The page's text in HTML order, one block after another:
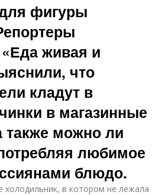
фигуры
живая и
что
кладут в
в магазинные
также можно ли
любимое
блюдо.
холодильник, в котором не лежала